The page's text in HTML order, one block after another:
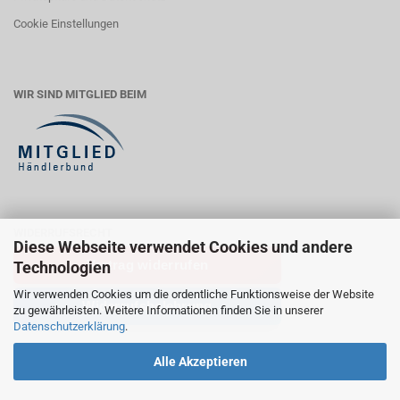
Diese Webseite verwendet Cookies und andere
Technologien
Wir verwenden Cookies um die ordentliche Funktionsweise der Website
zu gewährleisten. Weitere Informationen finden Sie in unserer
Datenschutzerklärung.
Alle Akzeptieren
Cookie Einstellungen
WIR SIND MITGLIED BEIM
Vertrag widerrufen
Widerrufsbelehrung